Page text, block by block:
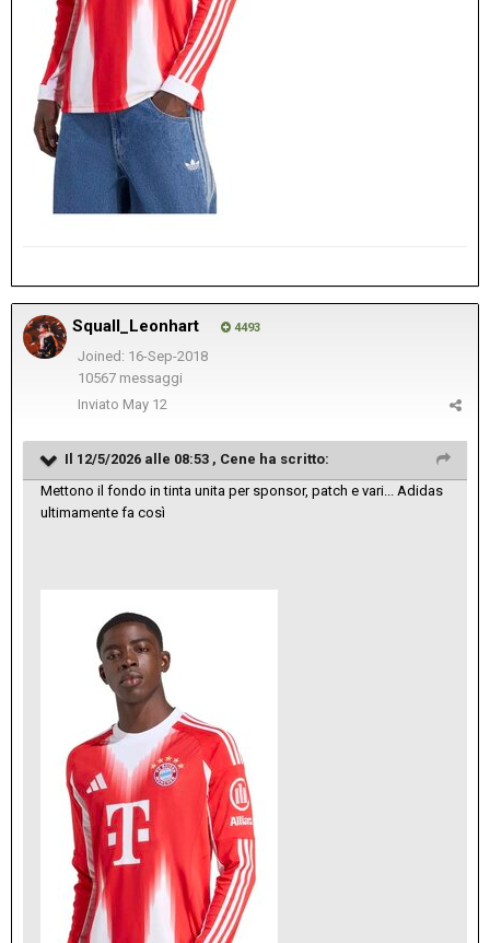
Squall_Leonhart 4493
Joined: 16-Sep-2018
10567 messaggi
Inviato May 12
Il 12/5/2026 alle 08:53 , Cene ha scritto:
Mettono il fondo in tinta unita per sponsor, patch e vari... Adidas
ultimamente fa così